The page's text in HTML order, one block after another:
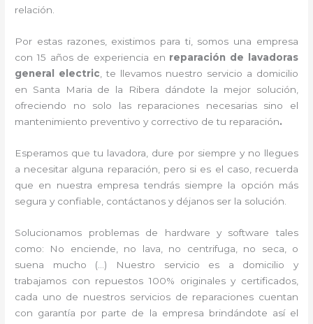
relación.
Por estas razones, existimos para ti, somos una empresa
con 15 años de experiencia en reparación de lavadoras
general electric , te llevamos nuestro servicio a domicilio
en Santa Maria de la Ribera dándote la mejor solución,
ofreciendo no solo las reparaciones necesarias sino el
mantenimiento preventivo y correctivo de tu reparación.
Esperamos que tu lavadora, dure por siempre y no llegues
a necesitar alguna reparación, pero si es el caso, recuerda
que en nuestra empresa tendrás siempre la opción más
segura y confiable, contáctanos y déjanos ser la solución.
Solucionamos problemas de hardware y software tales
como: No enciende, no lava, no centrifuga, no seca, o
suena mucho (…) Nuestro servicio es a domicilio y
trabajamos con repuestos 100% originales y certificados,
cada uno de nuestros servicios de reparaciones cuentan
con garantía por parte de la empresa brindándote así el